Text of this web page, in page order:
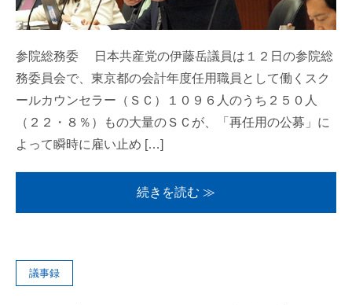
参院総務委 日本共産党の伊藤岳議員は１２日の参院総
務委員会で、東京都の会計年度任用職員として働くスク
ールカウンセラー（ＳＣ）１０９６人のうち２５０人
（２２・８％）もの大量のＳＣが、「再任用の公募」に
よって瞬時に雇い止め […]
続きを読む ≫
議事録